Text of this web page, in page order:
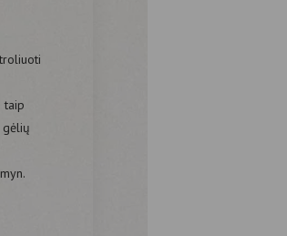
taip
gėlių